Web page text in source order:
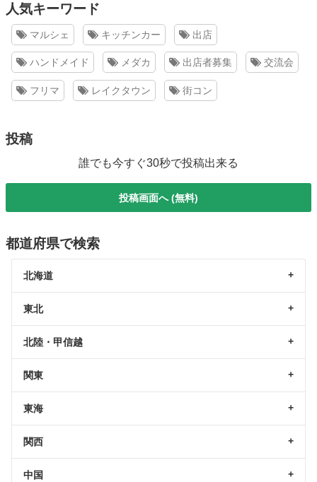
人気キーワード
マルシェ キッチンカー 出店
ハンドメイド メダカ 出店者募集 交流会
フリマ レイクタウン 街コン
投稿
誰でも今すぐ30秒で投稿出来る
投稿画面へ (無料)
都道府県で検索
北海道
東北
北陸・甲信越
関東
東海
関西
中国